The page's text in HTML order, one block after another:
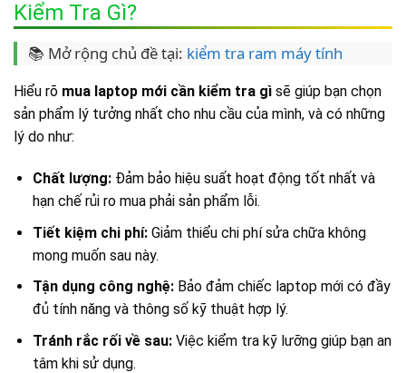
Kiểm Tra Gì?
📚 Mở rộng chủ đề tại: kiểm tra ram máy tính
Hiểu rõ mua laptop mới cần kiểm tra gì sẽ giúp bạn chọn
sản phẩm lý tưởng nhất cho nhu cầu của mình, và có những
lý do như:
Chất lượng:Đảm bảo hiệu suất hoạt động tốt nhất và
hạn chế rủi ro mua phải sản phẩm lỗi.
Tiết kiệm chi phí:Giảm thiểu chi phí sửa chữa không
mong muốn sau này.
Tận dụng công nghệ:Bảo đảm chiếc laptop mới có đầy
đủ tính năng và thông số kỹ thuật hợp lý.
Tránh rắc rối về sau:Việc kiểm tra kỹ lưỡng giúp bạn an
tâm khi sử dụng.